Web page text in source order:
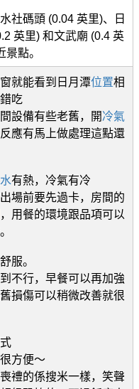
社碼頭 (0.04 英里)、日
英里) 和文武廟 (0.4 英
點。
就能看到日月潭位置相
吃
設備有些老舊，開冷氣
應有馬上做處理這點還
有熱，冷氣有冷
場前要先過卡，房間的
，用餐的環境跟品項可以
服。
不行，早餐可以再加強
損傷可以稍微改善就很
方便～
禮的係搜米一樣，笑聲